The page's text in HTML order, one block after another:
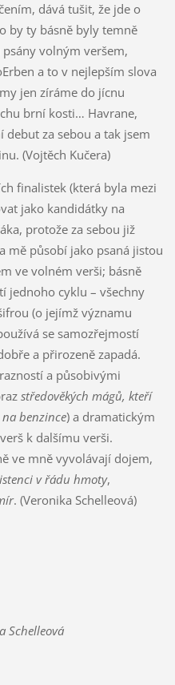
dává tušit, že jde o
by ty básně byly temně
volným veršem,
a to v nejlepším slova
jen zíráme do jícnu
brní kosti… Havrane,
za sebou a tak jsem
(Vojtěch Kučera)
finalistek (která byla mezi
jako kandidátky na
protože za sebou již
mě působí jako psaná jistou
ve volném verši; básně
jednoho cyklu – všechny
(o jejímž významu
se samozřejmostí
a přirozeně zapadá.
a působivými
středověkých mágů, kteří
benzince) a dramatickým
k dalšímu verši.
ve mně vyvolávají dojem,
v řádu hmoty,
. (Veronika Schelleová)
Schelleová